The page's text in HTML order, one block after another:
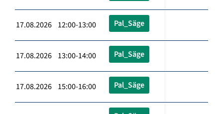
17.08.2026 12:00-13:00 Pal_Säge
17.08.2026 13:00-14:00 Pal_Säge
17.08.2026 15:00-16:00 Pal_Säge